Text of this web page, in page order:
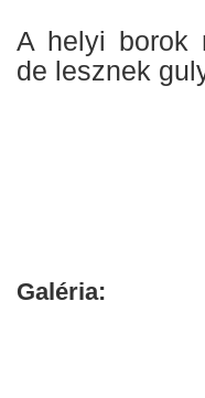
A helyi borok
de lesznek
Galéria: